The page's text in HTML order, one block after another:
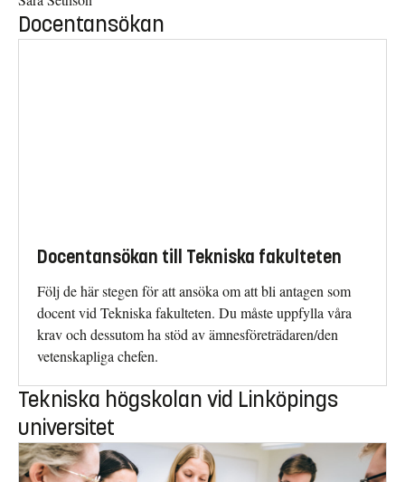
Docentansökan
Docentansökan till Tekniska fakulteten
Följ de här stegen för att ansöka om att bli antagen som
docent vid Tekniska fakulteten. Du måste uppfylla våra
krav och dessutom ha stöd av ämnesföreträdaren/den
vetenskapliga chefen.
Tekniska högskolan vid Linköpings
universitet